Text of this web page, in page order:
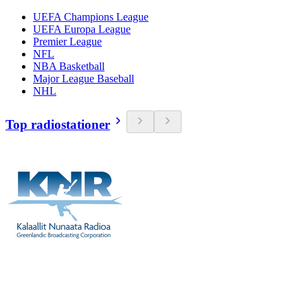
UEFA Champions League
UEFA Europa League
Premier League
NFL
NBA Basketball
Major League Baseball
NHL
Top radiostationer